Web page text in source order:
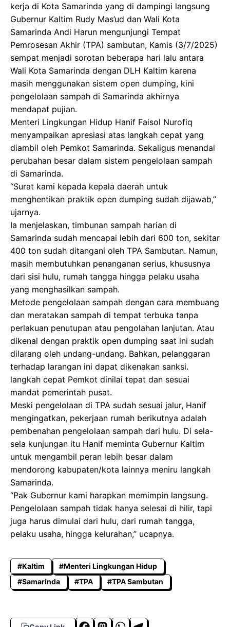
kerja di Kota Samarinda yang di dampingi langsung
Gubernur Kaltim Rudy Mas’ud dan Wali Kota
Samarinda Andi Harun mengunjungi Tempat
Pemrosesan Akhir (TPA) sambutan, Kamis (3/7/2025)
sempat menjadi sorotan beberapa hari lalu antara
Wali Kota Samarinda dengan DLH Kaltim karena
masih menggunakan sistem open dumping, kini
pengelolaan sampah di Samarinda akhirnya
mendapat pujian.
Menteri Lingkungan Hidup Hanif Faisol Nurofiq
menyampaikan apresiasi atas langkah cepat yang
diambil oleh Pemkot Samarinda. Sekaligus menandai
perubahan besar dalam sistem pengelolaan sampah
di Samarinda.
“Surat kami kepada kepala daerah untuk
menghentikan praktik open dumping sudah dijawab,”
ujarnya.
Ia menjelaskan, timbunan sampah harian di
Samarinda sudah mencapai lebih dari 600 ton, sekitar
400 ton sudah ditangani oleh TPA Sambutan. Namun,
masih membutuhkan penanganan serius, khususnya
dari sisi hulu, rumah tangga hingga pelaku usaha
yang menghasilkan sampah.
Metode pengelolaan sampah dengan cara membuang
dan meratakan sampah di tempat terbuka tanpa
perlakuan penutupan atau pengolahan lanjutan. Atau
dikenal dengan praktik open dumping saat ini sudah
dilarang oleh undang-undang. Bahkan, pelanggaran
terhadap larangan ini dapat dikenakan sanksi.
langkah cepat Pemkot dinilai tepat dan sesuai
mandat pemerintah pusat.
Meski pengelolaan di TPA sudah sesuai jalur, Hanif
mengingatkan, pekerjaan rumah berikutnya adalah
pembenahan pengelolaan sampah dari hulu. Di sela-
sela kunjungan itu Hanif meminta Gubernur Kaltim
untuk mengambil peran lebih besar dalam
mendorong kabupaten/kota lainnya meniru langkah
Samarinda.
“Pak Gubernur kami harapkan memimpin langsung.
Pengelolaan sampah tidak hanya selesai di hilir, tapi
juga harus dimulai dari hulu, dari rumah tangga,
pelaku usaha, hingga kelurahan,” ucapnya.
#Kaltim
#Menteri Lingkungan Hidup
#Samarinda
#TPA #TPA Sambutan